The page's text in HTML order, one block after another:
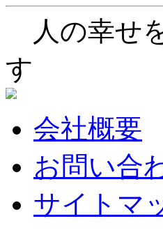
人の幸せ
す
会社概要
お問い合
サイトマ